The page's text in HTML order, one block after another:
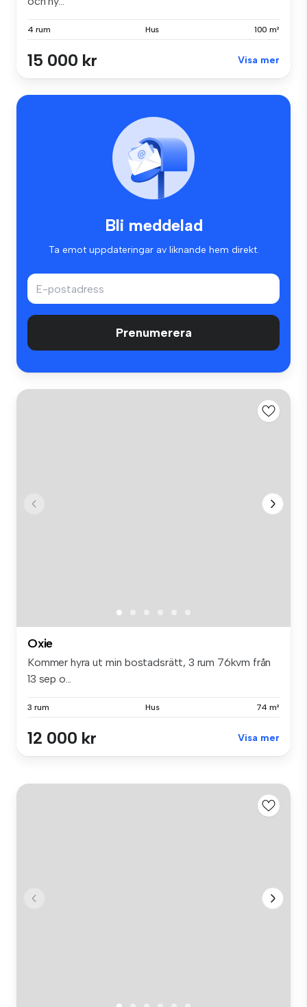
4 rum Hus 100 m²
15 000 kr Visa mer
Bli meddelad
Ta emot uppdateringar av liknande hem direkt.
Prenumerera
Oxie
Kommer hyra ut min bostadsrätt, 3 rum 76kvm från
13 sep o...
3 rum Hus 74 m²
12 000 kr Visa mer